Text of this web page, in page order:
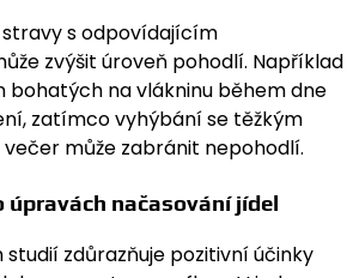
s odpovídajícím
zvýšit úroveň pohodlí. Například
bohatých na vlákninu během dne
zatímco vyhýbání se těžkým
může zabránit nepohodlí.
úpravách načasování jídel
zdůrazňuje pozitivní účinky